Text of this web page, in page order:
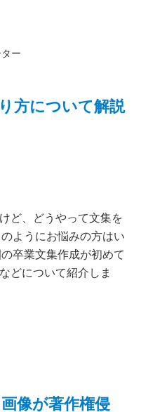
ー
方について解説
ど、どうやって文集を
ようにお悩みの方はい
卒業文集作成が初めて
どについて紹介しま
像が著作権侵